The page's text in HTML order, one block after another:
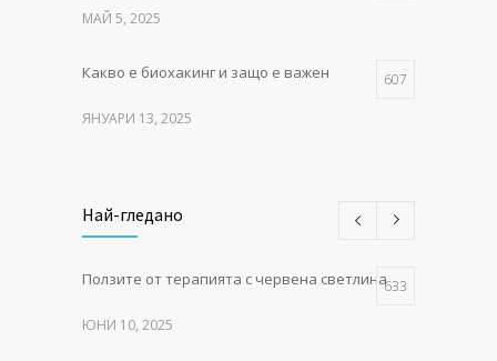
МАЙ 5, 2025
Какво е биохакинг и защо е важен 607
ЯНУАРИ 13, 2025
НОЕМВРИ 11, 2025
Как тялото се изцелява само –
488
ФЕВРУАРИ 10, 2025
Най-гледано
Ползите от терапията с червена светлина633
ЮНИ 10, 2025